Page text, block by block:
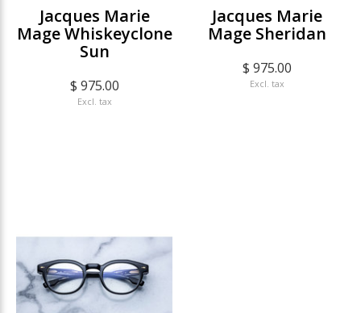
Jacques Marie
Mage Whiskeyclone
Sun
$ 975.00
Excl. tax
Jacques Marie
Mage Sheridan
$ 975.00
Excl. tax